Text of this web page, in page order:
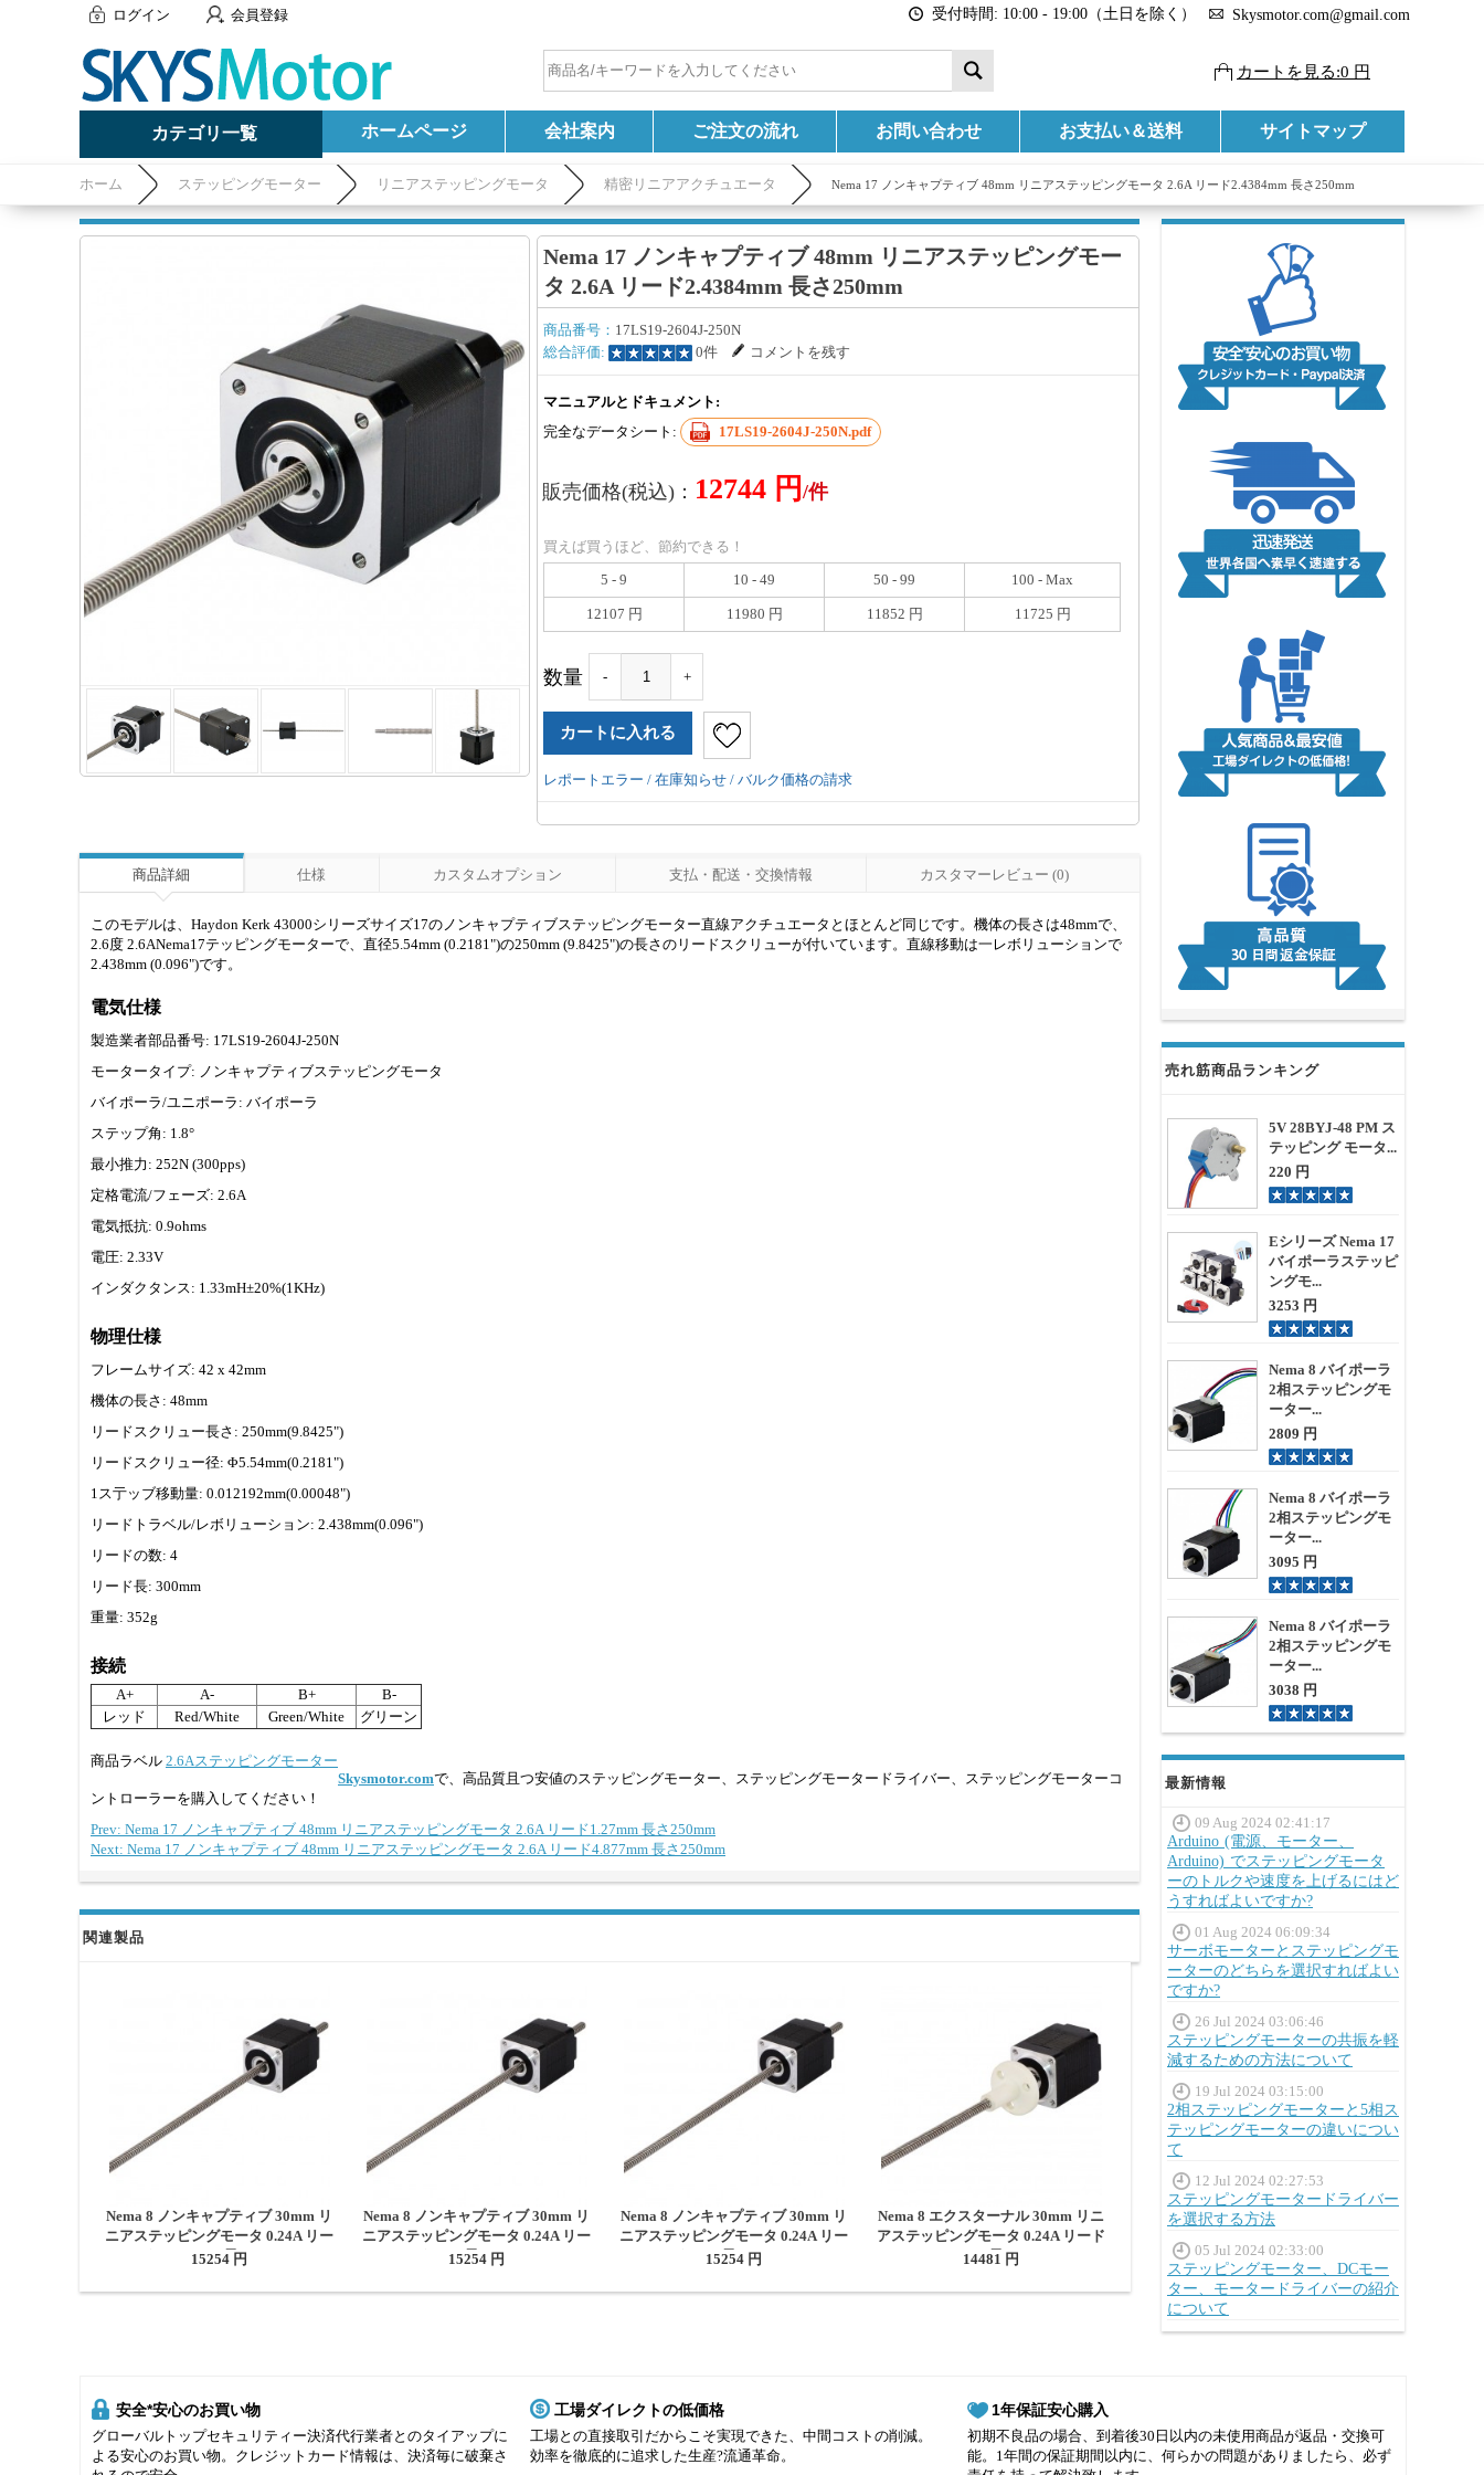
ログイン 会員登録 受付時間: 10:00 - 19:00（土日を除く） Skysmotor.com@gmail.com
カートを見る:0 円
カテゴリ一覧 ホームページ 会社案内 ご注文の流れ お問い合わせ お支払い＆送料 サイトマップ
ホーム ステッピングモーター リニアステッピングモータ 精密リニアアクチュエータ Nema 17 ノンキャプティブ 48mm リニアステッピングモータ 2.6A リード2.4384mm 長さ250mm
売れ筋商品ランキング
5V 28BYJ-48 PM ス
テッピング モータ...
220 円
Eシリーズ Nema 17
バイポーラステッピ
ングモ...
3253 円
Nema 8 バイポーラ
2相ステッピングモ
ーター...
2809 円
Nema 8 バイポーラ
2相ステッピングモ
ーター...
3095 円
Nema 8 バイポーラ
2相ステッピングモ
ーター...
3038 円
最新情報
09 Aug 2024 02:41:17
Arduino (電源、モーター、
Arduino) でステッピングモータ
ーのトルクや速度を上げるにはど
うすればよいですか?
01 Aug 2024 06:09:34
サーボモーターとステッピングモ
ーターのどちらを選択すればよい
ですか?
26 Jul 2024 03:06:46
ステッピングモーターの共振を軽
減するための方法について
19 Jul 2024 03:15:00
2相ステッピングモーターと5相ス
テッピングモーターの違いについ
て
12 Jul 2024 02:27:53
ステッピングモータードライバー
を選択する方法
05 Jul 2024 02:33:00
ステッピングモーター、DCモー
ター、モータードライバーの紹介
について
Nema 17 ノンキャプティブ 48mm リニアステッピングモー
タ 2.6A リード2.4384mm 長さ250mm
商品番号： 17LS19-2604J-250N
総合評価:
0件 コメントを残す
マニュアルとドキュメント:
完全なデータシート:
17LS19-2604J-250N.pdf
販売価格(税込)： 12744 円 /件
買えば買うほど、節約できる！
5 - 9
10 - 49 50 - 99 100 - Max
12107 円 11980 円 11852 円 11725 円
数量 - +
レポートエラー / 在庫知らせ / バルク価格の請求
商品詳細 仕様 カスタムオプション 支払・配送・交換情報 カスタマーレビュー (0)
このモデルは、Haydon Kerk 43000シリーズサイズ17のノンキャプティブステッピングモーター直線アクチュエータとほとんど同じです。機体の長さは48mmで、
2.6度 2.6ANema17テッピングモーターで、直径5.54mm (0.2181")の250mm (9.8425")の長さのリードスクリューが付いています。直線移動は一レボリューションで
2.438mm (0.096")です。
電気仕様
製造業者部品番号: 17LS19-2604J-250N
モータータイプ: ノンキャプティブステッピングモータ
バイポーラ/ユニポーラ: バイポーラ
ステップ角: 1.8°
最小推力: 252N (300pps)
定格電流/フェーズ: 2.6A
電気抵抗: 0.9ohms
電圧: 2.33V
インダクタンス: 1.33mH±20%(1KHz)
物理仕様
フレームサイズ: 42 x 42mm
機体の長さ: 48mm
リードスクリュー長さ: 250mm(9.8425")
リードスクリュー径: Φ5.54mm(0.2181")
1ス亍ッブ移動量: 0.012192mm(0.00048")
リードトラベル/レボリューション: 2.438mm(0.096")
リードの数: 4
リード長: 300mm
重量: 352g
接続
A+ A- B+
B-
レッド
Red/White Green/White グリーン
商品ラベル 2.6Aステッピングモーター
Skysmotor.comで、高品質且つ安値のステッピングモーター、ステッピングモータードライバー、ステッピングモーターコ
ントローラーを購入してください！
Prev: Nema 17 ノンキャプティブ 48mm リニアステッピングモータ 2.6A リード1.27mm 長さ250mm
Next: Nema 17 ノンキャプティブ 48mm リニアステッピングモータ 2.6A リード4.877mm 長さ250mm
関連製品
Nema 8 ノンキャプティブ 30mm リ
ニアステッピングモータ 0.24A リー
ド0.6096mm 長さ150mm
15254 円
Nema 8 ノンキャプティブ 30mm リ
ニアステッピングモータ 0.24A リー
ド2mm 長さ150mm
15254 円
Nema 8 ノンキャプティブ 30mm リ
ニアステッピングモータ 0.24A リー
ド4mm 長さ150mm
15254 円
Nema 8 エクスターナル 30mm リニ
アステッピングモータ 0.24A リード
0.6096mm 長さ150mm
14481 円
安全*安心のお買い物
グローバルトップセキュリティー決済代行業者とのタイアップに
よる安心のお買い物。クレジットカード情報は、決済毎に破棄さ
工場ダイレクトの低価格
工場との直接取引だからこそ実現できた、中間コストの削減。
効率を徹底的に追求した生産?流通革命。
1年保証安心購入
初期不良品の場合、到着後30日以内の未使用商品が返品・交換可
能。1年間の保証期間以内に、何らかの問題がありましたら、必ず